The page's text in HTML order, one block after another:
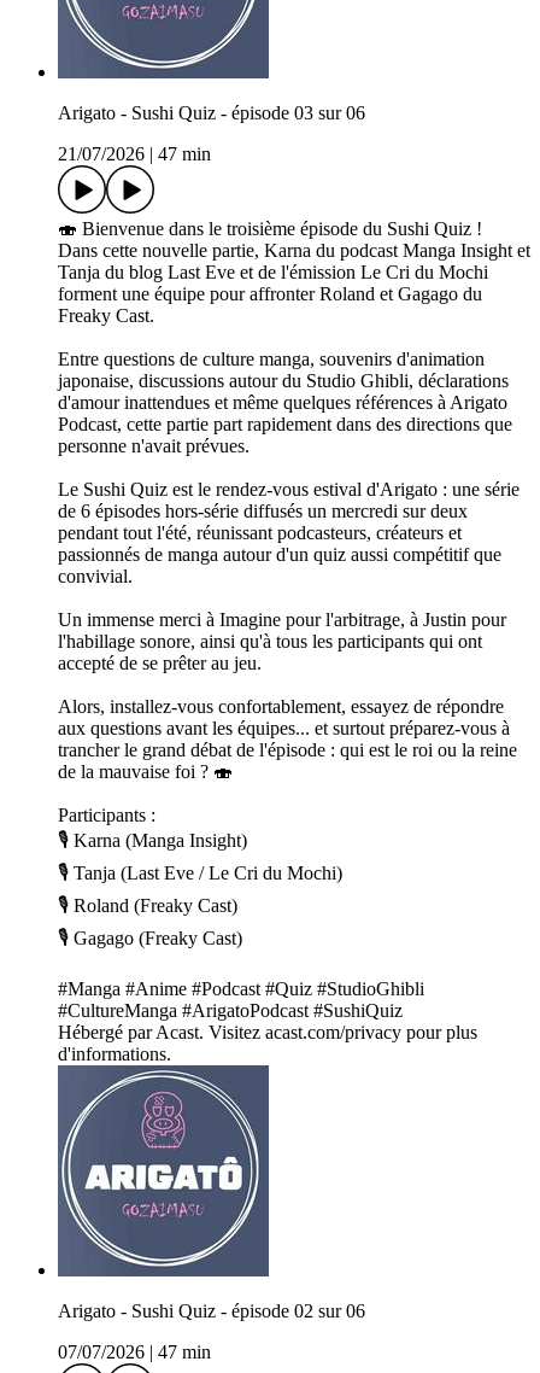
Arigato - Sushi Quiz - épisode 03 sur 06
21/07/2026
47 min
🍣 Bienvenue dans le troisième épisode du Sushi Quiz !
Dans cette nouvelle partie, Karna du podcast Manga Insight et
Tanja du blog Last Eve et de l'émission Le Cri du Mochi
forment une équipe pour affronter Roland et Gagago du
Freaky Cast.
Entre questions de culture manga, souvenirs d'animation
japonaise, discussions autour du Studio Ghibli, déclarations
d'amour inattendues et même quelques références à Arigato
Podcast, cette partie part rapidement dans des directions que
personne n'avait prévues.
Le Sushi Quiz est le rendez-vous estival d'Arigato : une série
de 6 épisodes hors-série diffusés un mercredi sur deux
pendant tout l'été, réunissant podcasteurs, créateurs et
passionnés de manga autour d'un quiz aussi compétitif que
convivial.
Un immense merci à Imagine pour l'arbitrage, à Justin pour
l'habillage sonore, ainsi qu'à tous les participants qui ont
accepté de se prêter au jeu.
Alors, installez-vous confortablement, essayez de répondre
aux questions avant les équipes... et surtout préparez-vous à
trancher le grand débat de l'épisode : qui est le roi ou la reine
de la mauvaise foi ? 🍣
Participants :
🎙️ Karna (Manga Insight)
🎙️ Tanja (Last Eve / Le Cri du Mochi)
🎙️ Roland (Freaky Cast)
🎙️ Gagago (Freaky Cast)
#Manga #Anime #Podcast #Quiz #StudioGhibli
#CultureManga #ArigatoPodcast #SushiQuiz
Hébergé par Acast. Visitez acast.com/privacy pour plus
d'informations.
Arigato - Sushi Quiz - épisode 02 sur 06
07/07/2026
47 min